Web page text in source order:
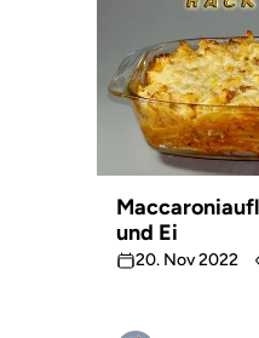
und Ei
20. Nov 2022